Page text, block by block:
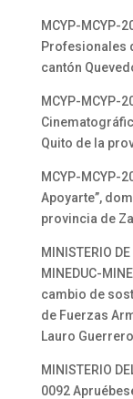
MCYP-MCYP-
Profesionales
cantón
MCYP-MCYP-
Quito de la
MCYP-MCYP-
Apoyarte”,
provincia de
MINISTERIO
MINEDUC-
cambio de
de Fuerzas
Lauro Guerrero
MINISTERIO
0092